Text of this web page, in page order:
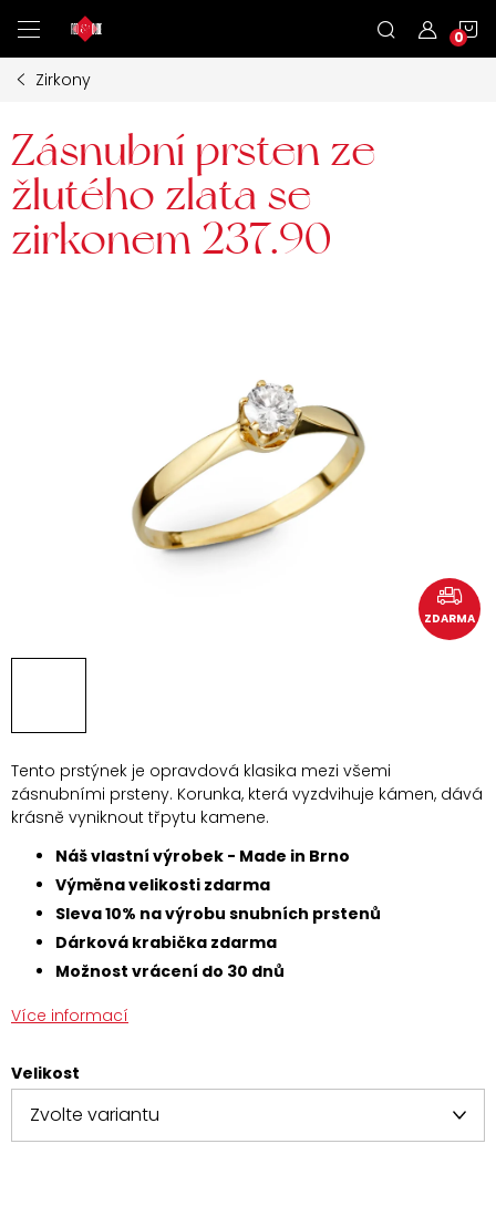
na
obsah
Zirkony
Zásnubní prsten ze
žlutého zlata se
zirkonem 237.90
ZDARMA
Tento prstýnek je opravdová klasika mezi všemi
zásnubními prsteny. Korunka, která vyzdvihuje kámen, dává
krásně vyniknout třpytu kamene.
Náš vlastní výrobek - Made in Brno
Výměna velikosti zdarma
Sleva 10% na výrobu snubních prstenů
Dárková krabička zdarma
Možnost vrácení do 30 dnů
Více informací
Velikost